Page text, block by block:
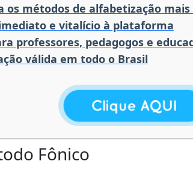
os métodos de alfabetização mais
e vitalício à plataforma
professores, pedagogos e
válida em todo o Brasil
Fônico